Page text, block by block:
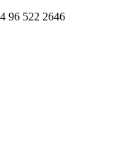
96 522 2646